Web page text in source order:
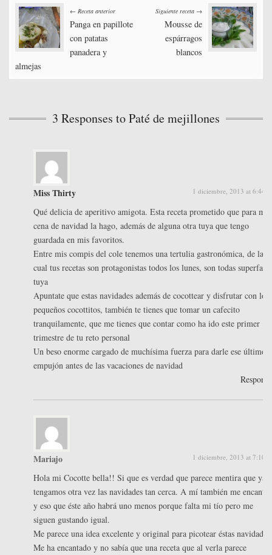
okr In
t
pa
rti
Post
navigation
← Receta anterior
Panga en papillote
con patatas
panadera y
almejas
Siguiente receta →
Mousse de
espárragos
blancos
3 Responses to Paté de mejillones
Miss Thirty 1 diciembre, 2013 at 6:44
Qué delicia de aperitivo amigota. Esta receta prometido que para mi
cena de navidad la hago, además de alguna otra tuya que tengo
guardada en mis favoritos.
Entre mis compis del cole tenemos una tertulia gastronómica, de la
cual tus recetas son protagonistas todos los lunes, son todas superfans
tuya
Apuntate que estas navidades además de cocottear y disfrutar con los
pequeños cocottitos, también te tienes que tomar un cafecito
tranquilamente, que me tienes que contar como ha ido este primer
trimestre de tu reto personal
Un beso enorme cargado de muchísima fuerza para darle ese último
empujón antes de las vacaciones de navidad
Mariajo 1 diciembre, 2013 at 7:10
Hola mi Cocotte bella!! Si que es verdad que parece mentira que yá
tengamos otra vez las navidades tan cerca. A mí también me encantan
y eso que éste año habrá uno menos porque falta mi tío pero me
siguen gustando igual.
Me parece una idea excelente y original para picotear éstas navidades.
Me ha encantado y no sabía que una receta que al verla parece